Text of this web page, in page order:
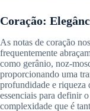
Coração:
As notas de coração
frequentemente
como gerânio, noz-
proporcionando uma
profundidade e riqueza
essenciais para definir
complexidade que é